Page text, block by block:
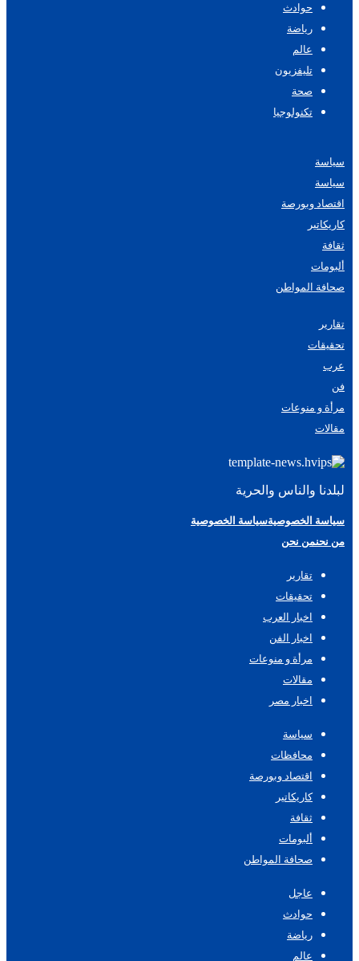
حوادث
رياضة
عالم
تليفزيون
صحة
تكنولوجيا
سياسة
سياسة
اقتصاد وبورصة
كاريكاتير
ثقافة
ألبومات
صحافة المواطن
تقارير
تحقيقات
عرب
فن
مرأة و منوعات
مقالات
لبلدنا والناس والحرية
سياسة الخصوصيةسياسة الخصوصية
من نحنمن نحن
تقارير
تحقيقات
اخبار العرب
اخبار الفن
مرأة و منوعات
مقالات
اخبار مصر
سياسة
محافظات
اقتصاد وبورصة
كاريكاتير
ثقافة
ألبومات
صحافة المواطن
عاجل
حوادث
رياضة
عالم